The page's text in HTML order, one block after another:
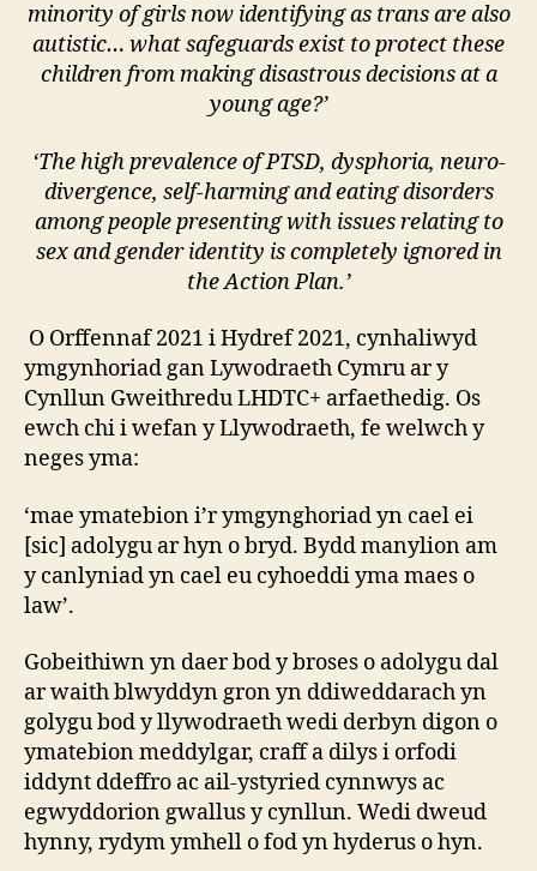
minority of girls now identifying as trans are also
autistic… what safeguards exist to protect these
children from making disastrous decisions at a
young age?’
‘The high prevalence of PTSD, dysphoria, neuro-
divergence, self-harming and eating disorders
among people presenting with issues relating to
sex and gender identity is completely ignored in
the Action Plan.’
O Orffennaf 2021 i Hydref 2021, cynhaliwyd
ymgynhoriad gan Lywodraeth Cymru ar y
Cynllun Gweithredu LHDTC+ arfaethedig. Os
ewch chi i wefan y Llywodraeth, fe welwch y
neges yma:
‘mae ymatebion i’r ymgynghoriad yn cael ei
[sic] adolygu ar hyn o bryd. Bydd manylion am
y canlyniad yn cael eu cyhoeddi yma maes o
law’.
Gobeithiwn yn daer bod y broses o adolygu dal
ar waith blwyddyn gron yn ddiweddarach yn
golygu bod y llywodraeth wedi derbyn digon o
ymatebion meddylgar, craff a dilys i orfodi
iddynt ddeffro ac ail-ystyried cynnwys ac
egwyddorion gwallus y cynllun. Wedi dweud
hynny, rydym ymhell o fod yn hyderus o hyn.